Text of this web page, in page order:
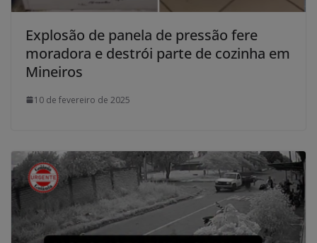
Explosão de panela de pressão fere
moradora e destrói parte de cozinha em
Mineiros
10 de fevereiro de 2025